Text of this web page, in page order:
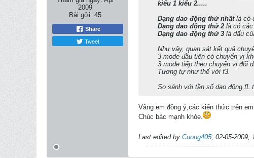
2009
Bài gởi: 45
Share
Tweet
kiểu 1 kiểu 2.....
Dạng dao động thứ nhấtlà có
Dạng dao động thứ 2 là có các
Dạng dao động thứ 3 là dấu
Như vậy, quan sát kết quả
3 mode đầu tiên có chuyển vị
3 mode tiếp theo chuyển vị đổi
Tương tự như thế với f3.
So sánh với tần số dao động fL
Vâng em đồng ý,các kiến thức trên
Chúc bác mạnh khỏe.
Last edited by Cuong405; 02-05-2009,